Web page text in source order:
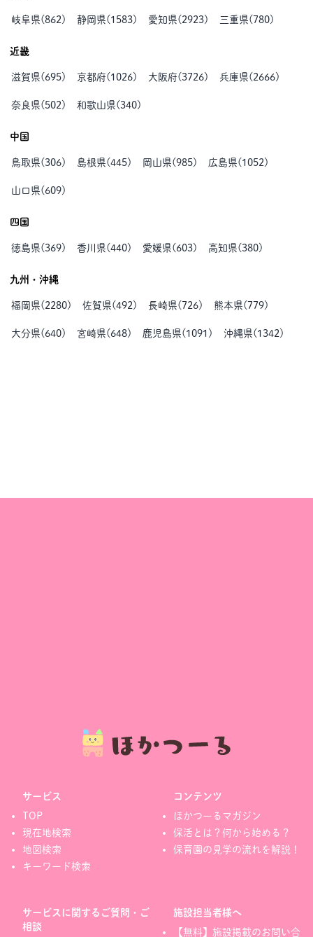
岐阜県(862 ) 静岡県( 1583) 愛知県( 2923) 三重県( 780)
近畿
滋賀県( 695) 京都府( 1026) 大阪府(3726) 兵庫県( 2666)
奈良県( 502 ) 和歌山県(340)
中国
鳥取県(306) 島根県(445) 岡山県(985) 広島県( 1052 )
山口県( 609)
四国
徳島県(369) 香川県(440) 愛媛県( 603) 高知県(380)
九州・沖縄
福岡県( 2280) 佐賀県(492 ) 長崎県( 726) 熊本県( 779)
大分県( 640) 宮崎県( 648) 鹿児島県( 1091 ) 沖縄県( 1342 )
サービス
TOP
現在地検索
地図検索
キーワード検索
コンテンツ
ほかつーるマガジン
保活とは？何から始める？
保育園の見学の流れを解説！
サービスに関するご質問・ご
相談
施設担当者様へ
【無料】施設掲載のお問い合